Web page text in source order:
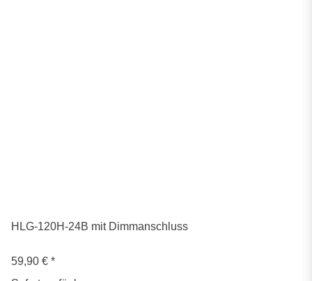
HLG-120H-24B mit Dimmanschluss
59,90 € *